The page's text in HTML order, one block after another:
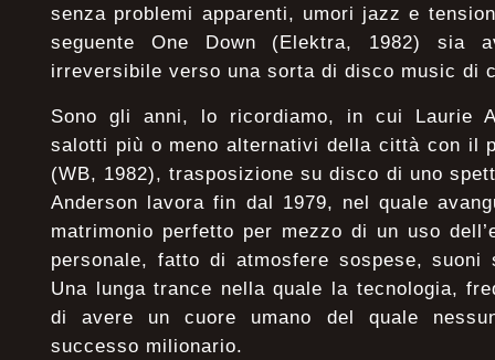
senza problemi apparenti, umori jazz e
seguente One Down (Elektra, 1982) sia
irreversibile verso una sorta di disco music di
Sono gli anni, lo ricordiamo, in cui Laurie
salotti più o meno alternativi della città con il
(WB, 1982), trasposizione su disco di uno
Anderson lavora fin dal 1979, nel quale
matrimonio perfetto per mezzo di un uso
personale, fatto di atmosfere sospese,
Una lunga trance nella quale la tecnologia,
di avere un cuore umano del quale
successo milionario.